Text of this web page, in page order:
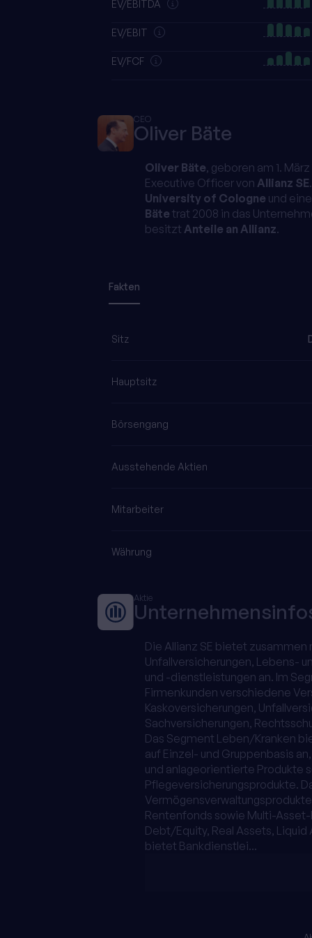
EV/EBITDA
EV/EBIT
EV/FCF
CEO
Oliver Bäte
Oliver Bäte, geboren am 1. März
Executive Officer von Allianz SE
University of Cologne und
Bäte trat 2008 in das
besitzt Anteile an Allianz.
Fakten
Sitz
Hauptsitz
Börsengang
Ausstehende Aktien
Mitarbeiter
Währung
Aktie
Die Allianz SE bietet
Unfallversicherungen, Lebens-
und -dienstleistungen an. Im
Firmenkunden verschiedene
Kaskoversicherungen,
Sachversicherungen,
Das Segment Leben/Kranken
auf Einzel- und Gruppenbasis
und anlageorientierte Produkte
Pflegeversicherungsprodukte.
Rentenfonds sowie Multi-
Debt/Equity, Real Assets,
bietet Bankdienstlei...